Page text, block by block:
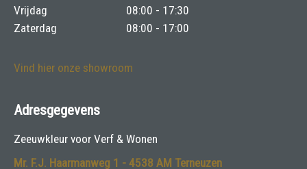
Vrijdag
08:00 - 17:30
Zaterdag
08:00 - 17:00
Vind hier onze showroom
Adresgegevens
Zeeuwkleur voor Verf & Wonen
Mr. F.J. Haarmanweg 1 - 4538 AM Terneuzen